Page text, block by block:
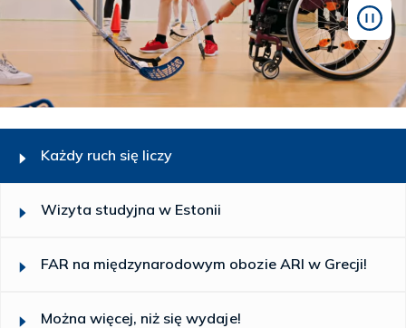
Każdy ruch się liczy
Wizyta studyjna w Estonii
FAR na międzynarodowym obozie ARI w Grecji!
Można więcej, niż się wydaje!